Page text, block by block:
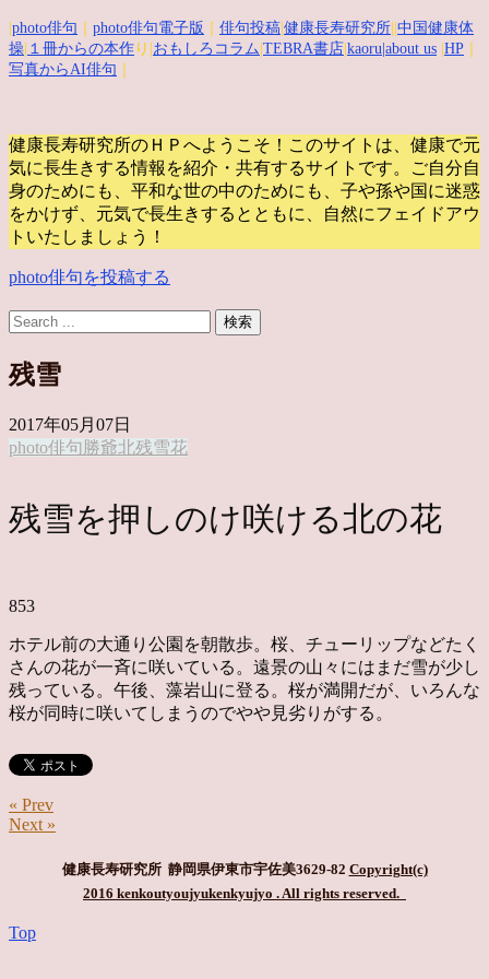
photo俳句 photo俳句電子版 俳句投稿 健康長寿研究所 中国健康体
操 １冊からの本作 り| おもしろコラム TEBRA書店 kaoru |about us HP
写真からAI俳句
健康長寿研究所のＨＰへようこそ！このサイトは、健康で元
気に長生きする情報を紹介・共有するサイトです。
ご自分自
身のためにも、平和な世の中のためにも、子や孫や国に迷惑
をかけず、元気で長生きするとともに、自然にフェイドアウ
トいたしましょう！
photo俳句を投稿する
残雪
2017年05月07日
photo俳句 勝爺北残雪花
残雪を押しのけ咲ける北の花
853
ホテル前の大通り公園を朝散歩。桜、チューリップなどたく
さんの花が一斉に咲いている。遠景の山々にはまだ雪が少し
残っている。午後、藻岩山に登る。桜が満開だが、いろんな
桜が同時に咲いてしまうのでやや見劣りがする。
« Prev
Next »
健康長寿研究所 静岡県伊東市宇佐美3629-82 Copyright(c)
2016 kenkoutyoujyukenkyujyo . All rights reserved.
Top